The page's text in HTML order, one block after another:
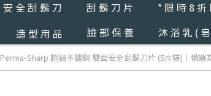
安 全 刮 鬍 刀 刮 鬍 刀 片 * 限 時 8 折
造 型 用 品 臉 部 保 養 沐 浴 乳 (
Perma-Sharp 超級不鏽鋼 雙面安全刮鬍刀片 (5片裝)｜俄羅